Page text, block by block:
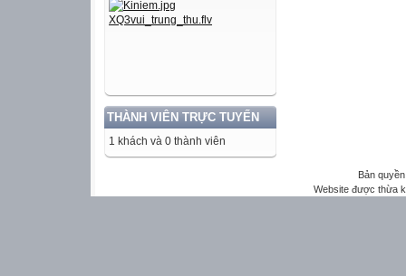
THÀNH VIÊN TRỰC TUYẾN
1 khách và 0 thành viên
Bản
Website được thừa